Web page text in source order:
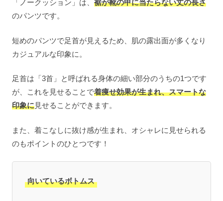
「ノークッション」は、 裾が靴の甲に当たらない丈の長さ
のパンツです。
短めのパンツで足首が見えるため、肌の露出面が多くなり
カジュアルな印象に。
足首は「3首」と呼ばれる身体の細い部分のうちの1つです
が、これを見せることで着痩せ効果が生まれ、スマートな
印象に見せることができます。
また、着こなしに抜け感が生まれ、オシャレに見せられる
のもポイントのひとつです！
向いているボトムス